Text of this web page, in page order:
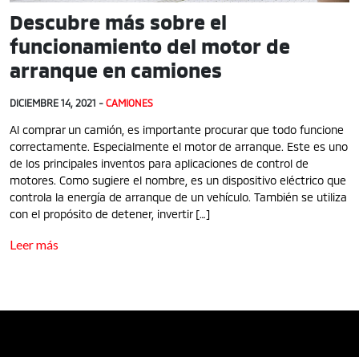
Descubre más sobre el
funcionamiento del motor de
arranque en camiones
DICIEMBRE 14, 2021 - CAMIONES
Al comprar un camión, es importante procurar que todo funcione
correctamente. Especialmente el motor de arranque. Este es uno
de los principales inventos para aplicaciones de control de
motores. Como sugiere el nombre, es un dispositivo eléctrico que
controla la energía de arranque de un vehículo. También se utiliza
con el propósito de detener, invertir […]
Leer más